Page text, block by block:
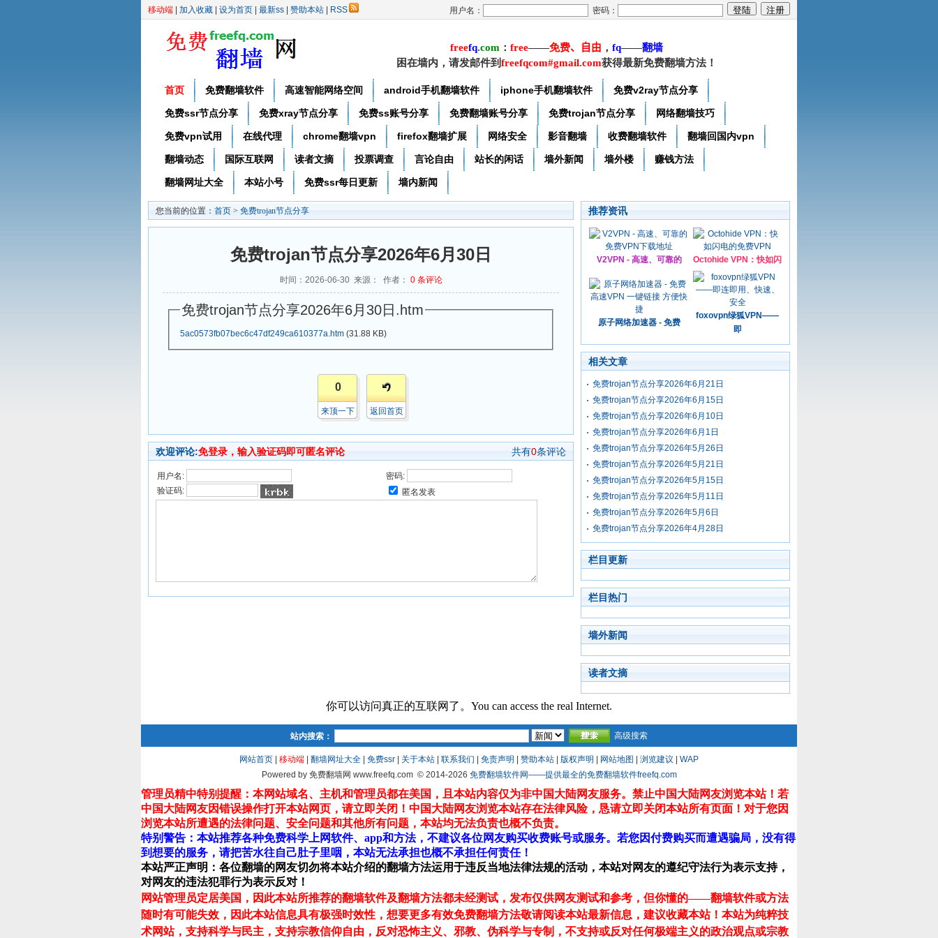
移动端 加入收藏 设为首页 最新ss 赞助本站 RSS 用户名： 密码：
freefq.com ： free——免费、自由 ， fq——翻墙
困在墙内，请发邮件到freefqcom#gmail.com获得最新免费翻墙方法！
首页 免费翻墙软件 高速智能网络空间 android手机翻墙软件 iphone手机翻墙软件 免费v2ray节点分享
免费ssr节点分享 免费xray节点分享 免费ss账号分享 免费翻墙账号分享 免费trojan节点分享 网络翻墙技巧
免费vpn试用 在线代理 chrome翻墙vpn firefox翻墙扩展 网络安全 影音翻墙 收费翻墙软件 翻墙回国内vpn
翻墙动态 国际互联网 读者文摘 投票调查 言论自由 站长的闲话 墙外新闻 墙外楼 赚钱方法
翻墙网址大全 本站小号 免费ssr每日更新 墙内新闻
您当前的位置： 首页 > 免费trojan节点分享
免费trojan节点分享2026年6月30日
时间：2026-06-30 来源： 作者： 0 条评论
免费trojan节点分享2026年6月30日.htm
5ac0573fb07bec6c47df249ca610377a.htm (31.88 KB)
0
来顶一下 返回首页
欢迎评论:免登录，输入验证码即可匿名评论 共有0条评论
用户名:
密码:
验证码:
匿名发表
推荐资讯
V2VPN - 高速、可靠的 Octohide VPN：快如闪
原子网络加速器 - 免费
foxovpn绿狐VPN——
即
相关文章
免费trojan节点分享2026年6月21日
免费trojan节点分享2026年6月15日
免费trojan节点分享2026年6月10日
免费trojan节点分享2026年6月1日
免费trojan节点分享2026年5月26日
免费trojan节点分享2026年5月21日
免费trojan节点分享2026年5月15日
免费trojan节点分享2026年5月11日
免费trojan节点分享2026年5月6日
免费trojan节点分享2026年4月28日
栏目更新
栏目热门
墙外新闻
读者文摘
你可以访问真正的互联网了。You can access the real Internet.
站内搜索： 高级搜索
网站首页 移动端 翻墙网址大全 免费ssr 关于本站 联系我们 免责声明 赞助本站 版权声明 网站地图 浏览建议
WAP
Powered by 免费翻墙网 www.freefq.com© 2014-2026 免费翻墙软件网——提供最全的免费翻墙软件freefq.com
管理员精中特别提醒：本网站域名、主机和管理员都在美国，且本站内容仅为非中国大陆网友服务。禁止中国大陆网友浏览本站！若
中国大陆网友因错误操作打开本站网页，请立即关闭！中国大陆网友浏览本站存在法律风险，恳请立即关闭本站所有页面！对于您因
浏览本站所遭遇的法律问题、安全问题和其他所有问题，本站均无法负责也概不负责。
特别警告：本站推荐各种免费科学上网软件、app和方法，不建议各位网友购买收费账号或服务。若您因付费购买而遭遇骗局，没有得
到想要的服务，请把苦水往自己肚子里咽，本站无法承担也概不承担任何责任！
本站严正声明：各位翻墙的网友切勿将本站介绍的翻墙方法运用于违反当地法律法规的活动，本站对网友的遵纪守法行为表示支持，
对网友的违法犯罪行为表示反对！
网站管理员定居美国，因此本站所推荐的翻墙软件及翻墙方法都未经测试，发布仅供网友测试和参考，但你懂的——翻墙软件或方法
随时有可能失效，因此本站信息具有极强时效性，想要更多有效免费翻墙方法敬请阅读本站最新信息，建议收藏本站！ 本站为纯粹技
术网站，支持科学与民主，支持宗教信仰自由，反对恐怖主义、邪教、伪科学与专制，不支持或反对任何极端主义的政治观点或宗教